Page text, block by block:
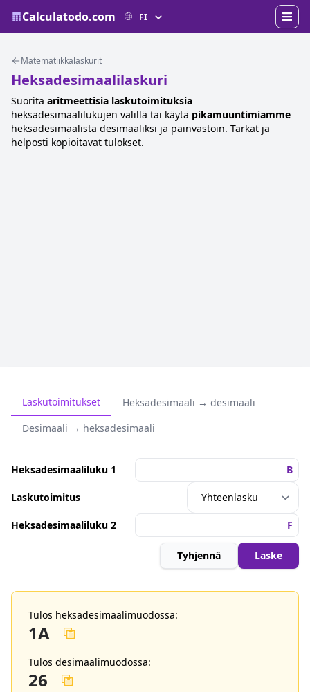
Calculatodo.com
Matematiikkalaskurit
Heksadesimaalilaskuri
Suorita aritmeettisia laskutoimituksia
heksadesimaalilukujen välillä tai käytä pikamuuntimiamme
heksadesimaalista desimaaliksi ja päinvastoin. Tarkat ja
helposti kopioitavat tulokset.
Laskutoimitukset
Heksadesimaali → desimaali
Desimaali → heksadesimaali
Heksadesimaaliluku 1
Laskutoimitus
Heksadesimaaliluku 2
Tyhjennä Laske
Tulos heksadesimaalimuodossa:
1A
Tulos desimaalimuodossa:
26